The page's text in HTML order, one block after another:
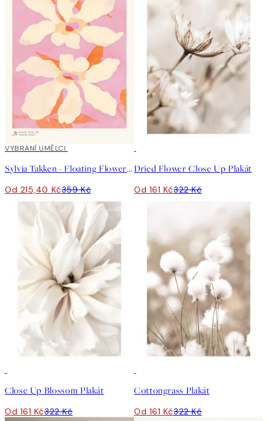
40%*
VYBRANÍ UMĚLCI
Sylvia Takken - Floating Flowers Plakát
Od 215,40 Kč359 Kč
Dried Flower Close Up Plakát
Od 161 Kč322 Kč
Close Up Blossom Plakát
Od 161 Kč322 Kč
Cottongrass Plakát
Od 161 Kč322 Kč